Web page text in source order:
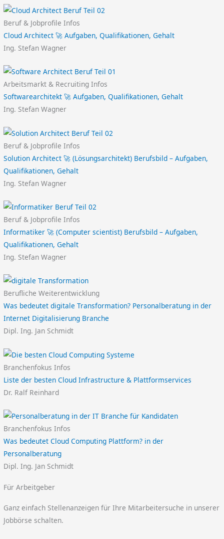
Beruf & Jobprofile Infos
Cloud Architect 🚀 Aufgaben, Qualifikationen, Gehalt
Ing. Stefan Wagner
Arbeitsmarkt & Recruiting Infos
Softwarearchitekt 🚀 Aufgaben, Qualifikationen, Gehalt
Ing. Stefan Wagner
Beruf & Jobprofile Infos
Solution Architect 🚀 (Lösungsarchitekt) Berufsbild – Aufgaben,
Qualifikationen, Gehalt
Ing. Stefan Wagner
Beruf & Jobprofile Infos
Informatiker 🚀 (Computer scientist) Berufsbild – Aufgaben,
Qualifikationen, Gehalt
Ing. Stefan Wagner
Berufliche Weiterentwicklung
Was bedeutet digitale Transformation? Personalberatung in der
Internet Digitalisierung Branche
Dipl. Ing. Jan Schmidt
Branchenfokus Infos
Liste der besten Cloud Infrastructure & Plattformservices
Dr. Ralf Reinhard
Branchenfokus Infos
Was bedeutet Cloud Computing Plattform? in der
Personalberatung
Dipl. Ing. Jan Schmidt
Für Arbeitgeber
Ganz einfach Stellenanzeigen für Ihre Mitarbeitersuche in unserer
Jobbörse schalten.